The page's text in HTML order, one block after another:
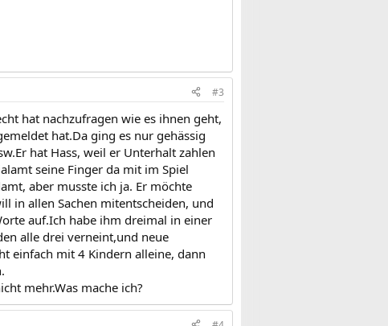
#3
hat nachzufragen wie es ihnen geht,
hat.Da ging es nur gehässig
hat Hass, weil er Unterhalt zahlen
seine Finger da mit im Spiel
aber musste ich ja. Er möchte
in allen Sachen mitentscheiden, und
auf.Ich habe ihm dreimal in einer
alle drei verneint,und neue
einfach mit 4 Kindern alleine, dann
mehr.Was mache ich?